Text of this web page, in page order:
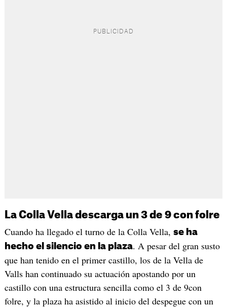
La Colla Vella descarga un 3 de 9 con folre
Cuando ha llegado el turno de la Colla Vella, se ha
hecho el silencio en la plaza. A pesar del gran susto
que han tenido en el primer castillo, los de la Vella de
Valls han continuado su actuación apostando por un
castillo con una estructura sencilla como el 3 de 9con
folre, y la plaza ha asistido al inicio del despegue con un